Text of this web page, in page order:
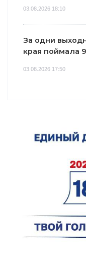
03.08.2026 18:10
За одни
края поймала
03.08.2026 17:50